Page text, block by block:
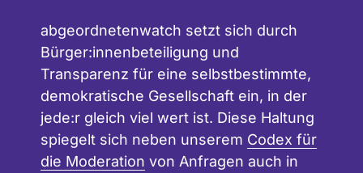
abgeordnetenwatch setzt sich durch
Bürger:innenbeteiligung und
Transparenz für eine selbstbestimmte,
demokratische Gesellschaft ein, in der
jede:r gleich viel wert ist. Diese Haltung
spiegelt sich neben unserem Codex für
die Moderation von Anfragen auch in